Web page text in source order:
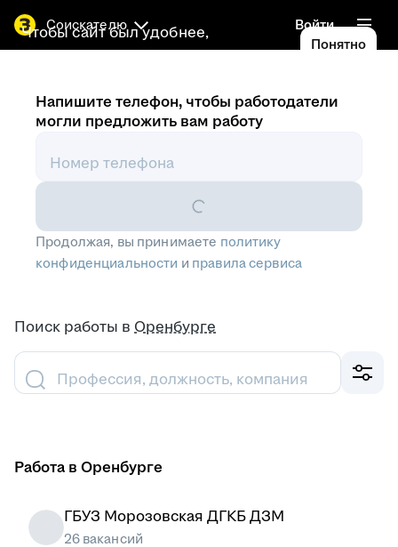
Чтобы сайт был удобнее,
используем cookies
Понятно
Соискателю Войти
Напишите телефон, чтобы работодатели
могли предложить вам работу
Номер телефона
Продолжая, вы принимаете политику
конфиденциальности и правила сервиса
Поиск работы в Оренбурге
Профессия, должность, компания
Работа в Оренбурге
ГБУЗ Морозовская ДГКБ ДЗМ
26 вакансий